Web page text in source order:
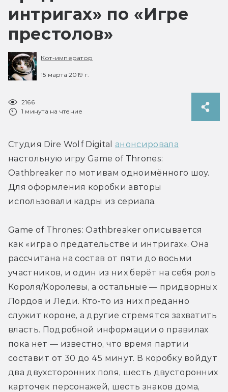
интригах» по «Игре
престолов»
Кот-император
15 марта 2019 г.
2166
1 минута на чтение
Студия Dire Wolf Digital анонсировала
настольную игру Game of Thrones:
Oathbreaker по мотивам одноимённого шоу.
Для оформления коробки авторы
использовали кадры из сериала.
Game of Thrones: Oathbreaker описывается
как «игра о предательстве и интригах». Она
рассчитана на состав от пяти до восьми
участников, и один из них берёт на себя роль
Короля/Королевы, а остальные — придворных
Лордов и Леди. Кто-то из них преданно
служит короне, а другие стремятся захватить
власть. Подробной информации о правилах
пока нет — известно, что время партии
составит от 30 до 45 минут. В коробку войдут
два двухсторонних поля, шесть двусторонних
карточек персонажей, шесть знаков дома,